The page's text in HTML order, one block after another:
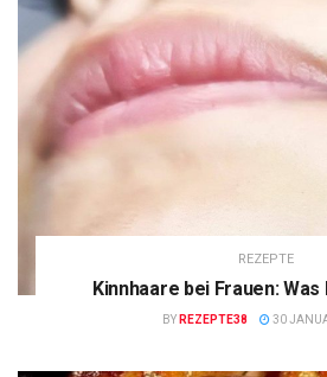
REZEPTE
Kinnhaare bei Frauen:
BY REZEPTE38 30